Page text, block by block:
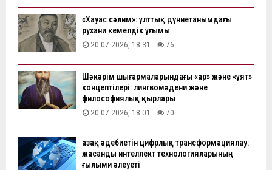
«Хауас сәлим»: ұлттық дүниетанымдағы
рухани кемелдік ұғымы
20.07.2026, 18:31 76
Шәкәрім шығармаларындағы «ар» және «ұят»
концептілері: лингвомәдени және
философиялық қырлары
20.07.2026, 18:01 70
Қазақ әдебиетін цифрлық трансформациялау:
жасанды интеллект технологияларының
ғылыми әлеуеті